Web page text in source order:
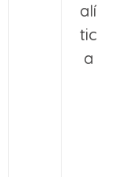
alí
tic
a